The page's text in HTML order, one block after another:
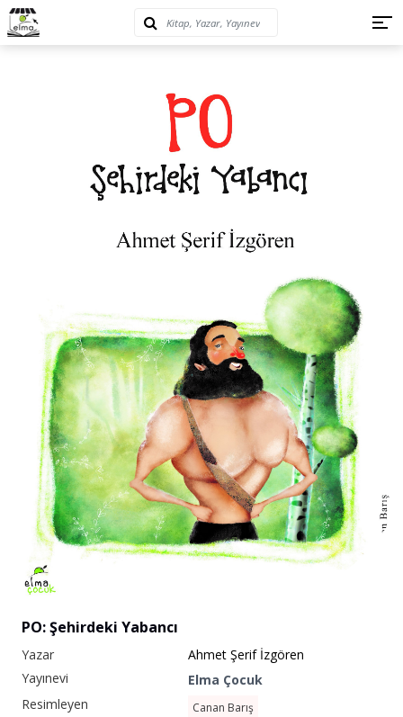
PO: Şehirdeki Yabancı
Yazar
Ahmet Şerif İzgören
Yayınevi
Elma Çocuk
Resimleyen
Canan Barış